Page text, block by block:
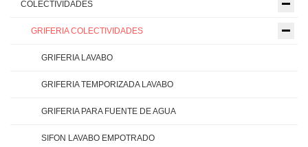
COLECTIVIDADES
GRIFERIA COLECTIVIDADES
GRIFERIA LAVABO
GRIFERIA TEMPORIZADA LAVABO
GRIFERIA PARA FUENTE DE AGUA
SIFON LAVABO EMPOTRADO